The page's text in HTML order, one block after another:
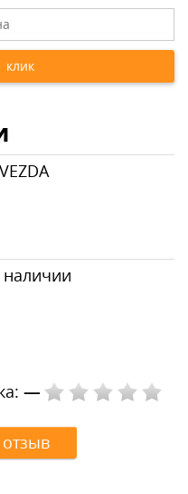
наличии
—